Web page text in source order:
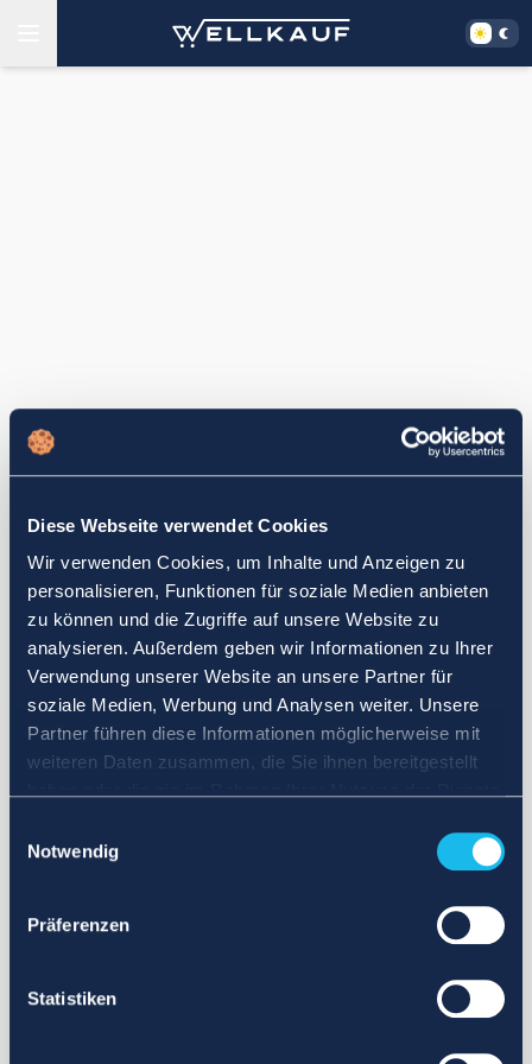
Diese Webseite verwendet Cookies
Wir verwenden Cookies, um Inhalte und Anzeigen zu
personalisieren, Funktionen für soziale Medien anbieten
zu können und die Zugriffe auf unsere Website zu
analysieren. Außerdem geben wir Informationen zu Ihrer
Verwendung unserer Website an unsere Partner für
soziale Medien, Werbung und Analysen weiter. Unsere
Partner führen diese Informationen möglicherweise mit
weiteren Daten zusammen, die Sie ihnen bereitgestellt
Notwendig
Präferenzen
Statistiken